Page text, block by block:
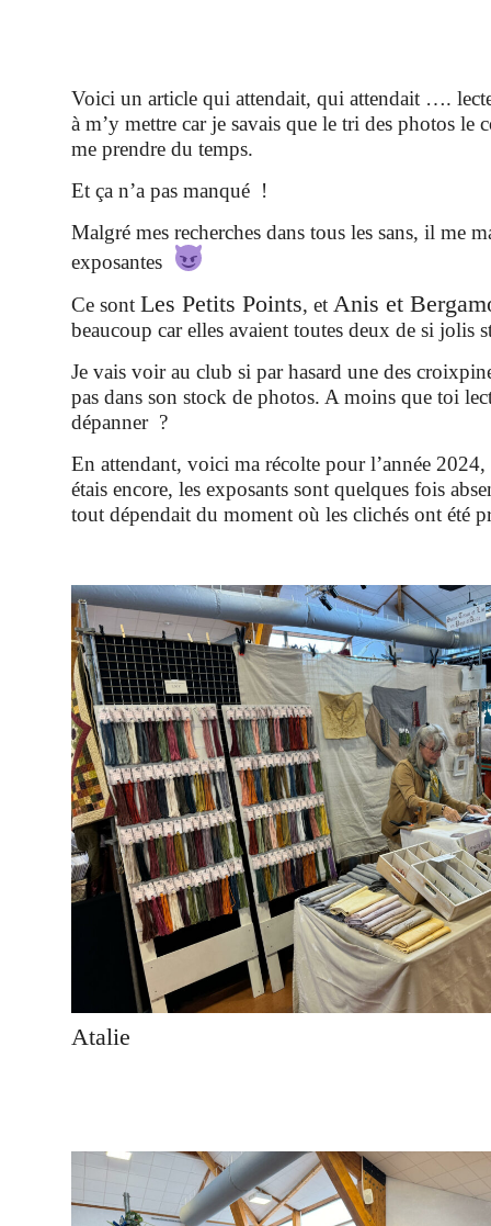
Voici un article qui attendait, qui attendait ….
à m’y mettre car je savais que le tri des photos le
me prendre du temps.
Et ça n’a pas manqué !
Malgré mes recherches dans tous les sans, il me
exposantes
Ce sont Les Petits Points, et Anis et
beaucoup car elles avaient toutes deux de si jolis
Je vais voir au club si par hasard une des
pas dans son stock de photos. A moins que toi
dépanner ?
En attendant, voici ma récolte pour l’année
étais encore, les exposants sont quelques fois
tout dépendait du moment où les clichés ont été
Atalie